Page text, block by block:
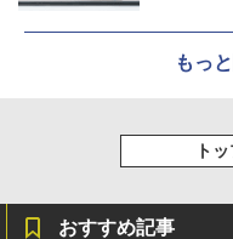
もっ
ト
おすすめ記事